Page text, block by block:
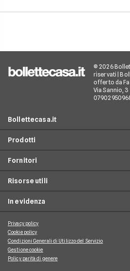
procedura da seguire.
© 2026
riservati |
offerto da
Via Sannio, 3
Bollettecasa.it
Contatti
Servizio clienti
Prodotti
Offerte Internet Casa
Offerte Telefonia mobile
Fornitori
Provider Internet
Piattaforme Streaming e Pay-TV
Risorse utili
Guide internet casa
Guide alla telefonia mobile
Guide allo streaming tv
In evidenza
Aggiornamenti su Luce e Gas
Approfondimenti Internet Casa
Argomenti di Telefonia Mobile
Privacy policy
Cookie policy
Condizioni Generali di Utilizzo del Servizio
Gestione cookie
Policy parità di genere